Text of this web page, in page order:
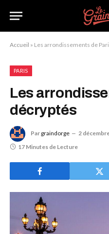
Accueil » Les arrondissements de
PARIS
Les
décryptés
Par graindorge 2
17 Minutes de Lecture